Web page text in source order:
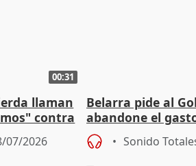
00:31
llaman
contra
07/2026
Belarra pide al
abandone el
"de verdad" por la
Sonido